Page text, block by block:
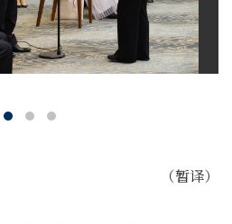
（暂译）